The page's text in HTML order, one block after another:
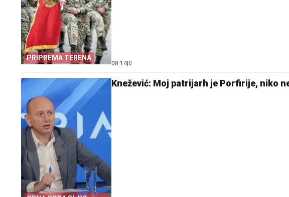
PRIPREMA TERENA
08:14 0
Knežević: Moj patrijarh je Porfirije, niko